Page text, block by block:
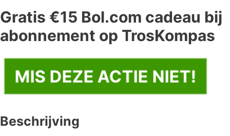
Gratis €15 Bol.com cadeau bij
abonnement op TrosKompas
MIS DEZE ACTIE NIET!
Beschrijving